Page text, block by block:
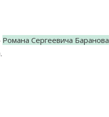
Романа Сергеевича Баранова